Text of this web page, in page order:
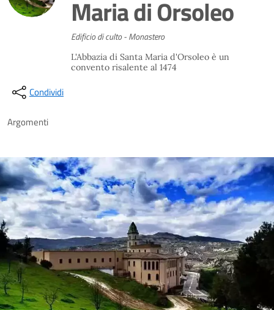
Maria di Orsoleo
Edificio di culto - Monastero
L'Abbazia di Santa Maria d'Orsoleo è un
convento risalente al 1474
Condividi
Argomenti